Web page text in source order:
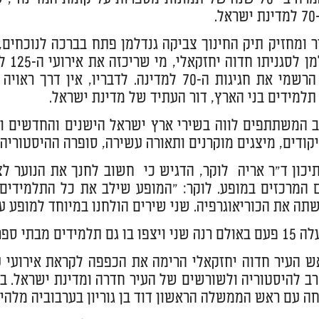
ומחזיק תיק החינוך צביקה גנדלמן פתח בברכה
בני הארץ, דור העתיד של מדינת ישראל.
המשתתפים לווה בשירי ארץ ישראל הישנים והחדשים
מיצגים מוקרנים ותאורה עשירה, סופרה
ד"ר אריה לוקר, הדגיש כי חשוב לחנך את הנוער
המרכזים במופע. לוקר: "המופע שילב את כל
את הכוריאוגרפיה. שני שירים הולחנו במיוחד למופע
וגם הקהל הרחב.
העיר חדוה יחזקאלי הרימה את הכפפה לקראת
להיסטוריה ולשורשים של העיר חדרה ומדינת
עם ראש הממשלה הראשון דוד בן גוריון בערבוביה